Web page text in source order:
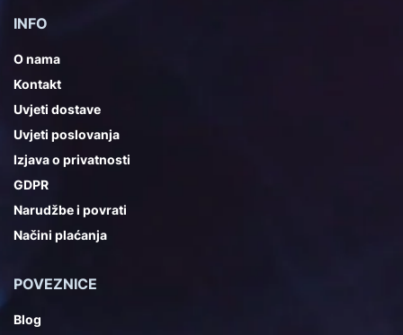
INFO
O nama
Kontakt
Uvjeti dostave
Uvjeti poslovanja
Izjava o privatnosti
GDPR
Narudžbe i povrati
Načini plaćanja
POVEZNICE
Blog